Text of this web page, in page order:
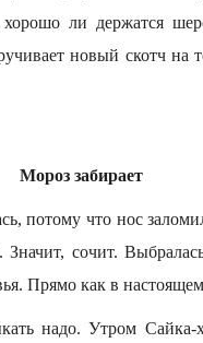
ли держатся
новый скотч на
Мороз забирает
потому что нос
сочит.
Прямо как в
надо. Утром Сайка-